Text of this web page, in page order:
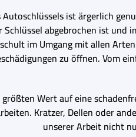
Autoschlüssels ist ärgerlich
abgebrochen ist und
im Umgang mit allen
zu öffnen. Vom
Wert auf eine
Kratzer, Dellen oder
unserer Arbeit nicht